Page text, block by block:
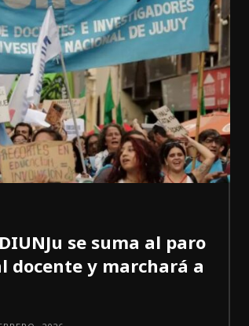
se suma al paro
docente y marchará a